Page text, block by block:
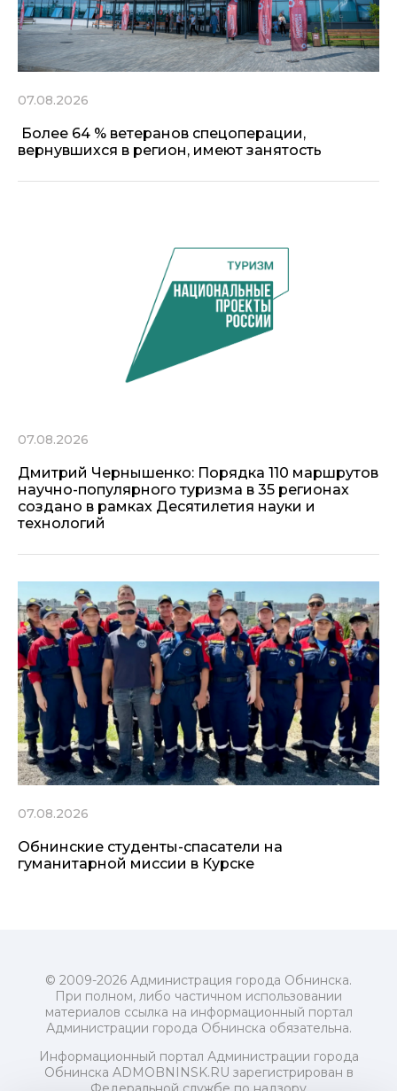
07.08.2026
Более 64 % ветеранов спецоперации,
вернувшихся в регион, имеют занятость
07.08.2026
Дмитрий Чернышенко: Порядка 110 маршрутов
научно-популярного туризма в 35 регионах
создано в рамках Десятилетия науки и
технологий
07.08.2026
Обнинские студенты-спасатели на
гуманитарной миссии в Курске
© 2009-2026 Администрация города Обнинска.
При полном, либо частичном использовании
материалов ссылка на информационный портал
Администрации города Обнинска обязательна.
Информационный портал Администрации города
Обнинска ADMOBNINSK.RU зарегистрирован в